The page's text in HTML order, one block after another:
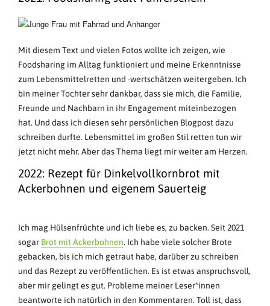
Mit diesem Text und vielen Fotos wollte ich zeigen, wie
Foodsharing im Alltag funktioniert und meine Erkenntnisse
zum Lebensmittelretten und -wertschätzen weitergeben. Ich
bin meiner Tochter sehr dankbar, dass sie mich, die Familie,
Freunde und Nachbarn in ihr Engagement miteinbezogen
hat. Und dass ich diesen sehr persönlichen Blogpost dazu
schreiben durfte. Lebensmittel im großen Stil retten tun wir
jetzt nicht mehr. Aber das Thema liegt mir weiter am Herzen.
2022: Rezept für Dinkelvollkornbrot mit
Ackerbohnen und eigenem Sauerteig
Ich mag Hülsenfrüchte und ich liebe es, zu backen. Seit 2021
sogar Brot mit Ackerbohnen. Ich habe viele solcher Brote
gebacken, bis ich mich getraut habe, darüber zu schreiben
und das Rezept zu veröffentlichen. Es ist etwas anspruchsvoll,
aber mir gelingt es gut. Probleme meiner Leser*innen
beantworte ich natürlich in den Kommentaren. Toll ist, dass